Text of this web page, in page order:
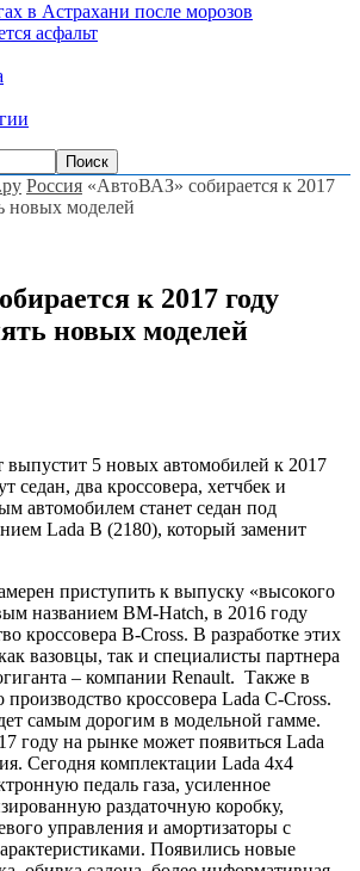
в Астрахани после морозов
асфальт
Россия «АвтоВАЗ» собирается к 2017
новых моделей
к 2017 году
новых моделей
5 новых автомобилей к 2017
седан, два кроссовера, хетчбек и
автомобилем станет седан под
Lada B (2180), который заменит
приступить к выпуску «высокого
названием BM-Hatch, в 2016 году
кроссовера B-Cross. В разработке этих
вазовцы, так и специалисты партнера
– компании Renault. Также в
производство кроссовера Lada C-Cross.
самым дорогим в модельной гамме.
году на рынке может появиться Lada
Сегодня комплектации Lada 4х4
педаль газа, усиленное
раздаточную коробку,
управления и амортизаторы с
Появились новые